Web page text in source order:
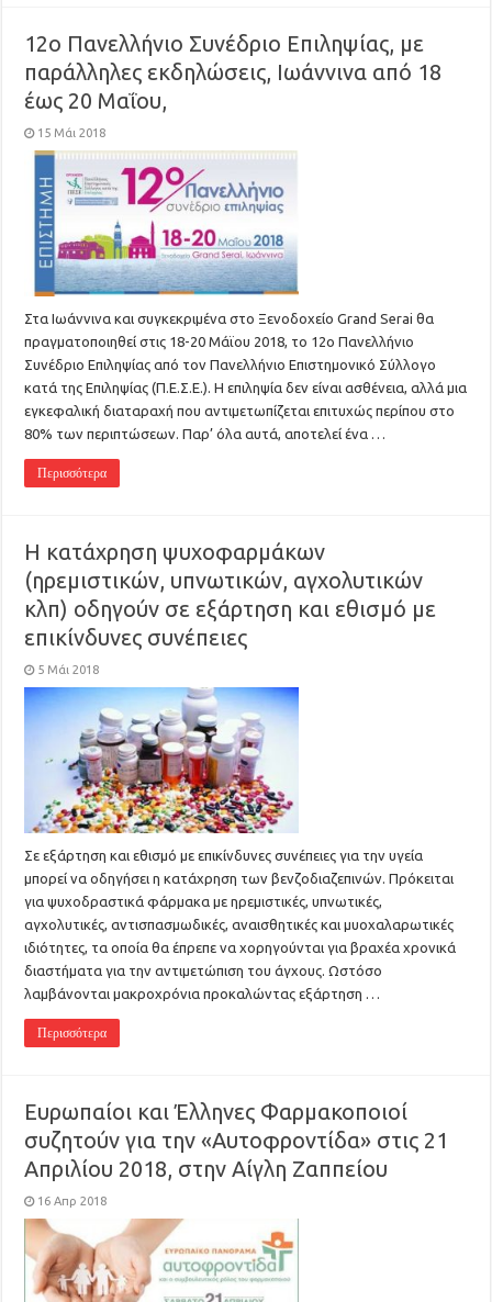
12ο Πανελλήνιο Συνέδριο Επιληψίας, με
παράλληλες εκδηλώσεις, Ιωάννινα από 18
έως 20 Μαΐου,
15 Μάι 2018
Στα Ιωάννινα και συγκεκριμένα στο Ξενοδοχείο Grand Serai θα
πραγματοποιηθεί στις 18-20 Μάϊου 2018, το 12ο Πανελλήνιο
Συνέδριο Επιληψίας από τον Πανελλήνιο Επιστημονικό Σύλλογο
κατά της Επιληψίας (Π.Ε.Σ.Ε.). Η επιληψία δεν είναι ασθένεια, αλλά μια
εγκεφαλική διαταραχή που αντιμετωπίζεται επιτυχώς περίπου στο
80% των περιπτώσεων. Παρ’ όλα αυτά, αποτελεί ένα …
Περισσότερα
Η κατάχρηση ψυχοφαρμάκων
(ηρεμιστικών, υπνωτικών, αγχολυτικών
κλπ) οδηγούν σε εξάρτηση και εθισμό με
επικίνδυνες συνέπειες
5 Μάι 2018
Σε εξάρτηση και εθισμό με επικίνδυνες συνέπειες για την υγεία
μπορεί να οδηγήσει η κατάχρηση των βενζοδιαζεπινών. Πρόκειται
για ψυχοδραστικά φάρμακα με ηρεμιστικές, υπνωτικές,
αγχολυτικές, αντισπασμωδικές, αναισθητικές και μυοχαλαρωτικές
ιδιότητες, τα οποία θα έπρεπε να χορηγούνται για βραχέα χρονικά
διαστήματα για την αντιμετώπιση του άγχους. Ωστόσο
λαμβάνονται μακροχρόνια προκαλώντας εξάρτηση …
Περισσότερα
Ευρωπαίοι και Έλληνες Φαρμακοποιοί
συζητούν για την «Αυτοφροντίδα» στις 21
Απριλίου 2018, στην Αίγλη Ζαππείου
16 Απρ 2018